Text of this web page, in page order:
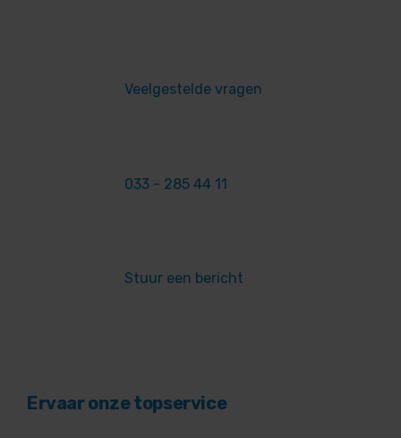
Veelgestelde vragen
033 - 285 44 11
Stuur een bericht
Ervaar onze topservice